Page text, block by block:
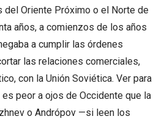
del Oriente Próximo o el Norte de
años, a comienzos de los años
a cumplir las órdenes
las relaciones comerciales,
con la Unión Soviética. Ver para
peor a ojos de Occidente que la
o Andrópov —si leen los